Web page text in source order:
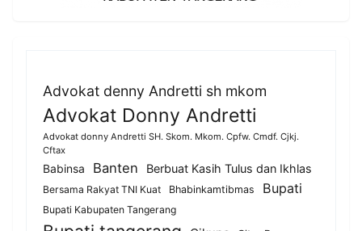
Advokat denny Andretti sh mkom
Advokat Donny Andretti
Advokat donny Andretti SH. Skom. Mkom. Cpfw. Cmdf. Cjkj.
Cftax
Babinsa Banten Berbuat Kasih Tulus dan Ikhlas
Bersama Rakyat TNI Kuat Bhabinkamtibmas Bupati
Bupati Kabupaten Tangerang